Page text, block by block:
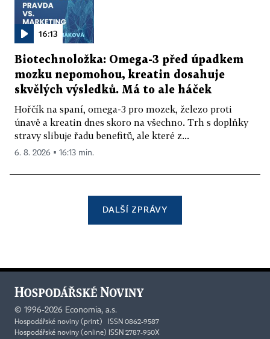
16:13
Biotechnoložka: Omega-3 před úpadkem
mozku nepomohou, kreatin dosahuje
skvělých výsledků. Má to ale háček
Hořčík na spaní, omega-3 pro mozek, železo proti
únavě a kreatin dnes skoro na všechno. Trh s doplňky
stravy slibuje řadu benefitů, ale které z...
6. 8. 2026 ▪ 16:13 min.
DALŠÍ ZPRÁVY
© 1996-2026 Economia, a.s.
Hospodářské noviny (print) ISSN 0862-9587
Hospodářské noviny (online) ISSN 2787-950X